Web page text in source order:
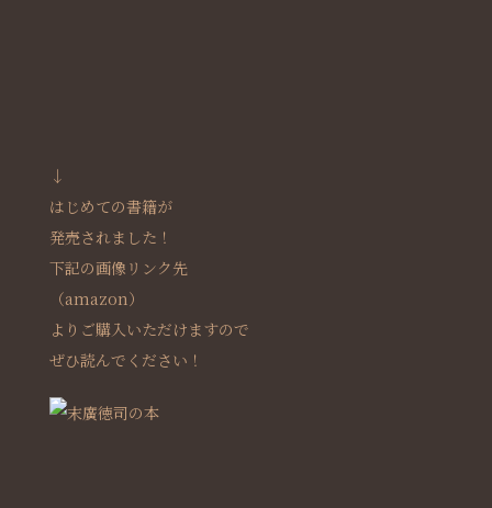
↓
はじめての書籍が
発売されました！
下記の画像リンク先
（amazon）
よりご購入いただけますので
ぜひ読んでください！